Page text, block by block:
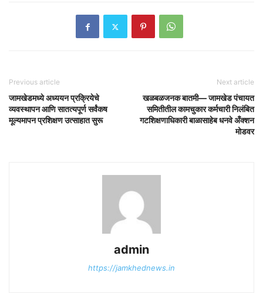
Previous article
जामखेडमध्ये अध्ययन प्रक्रियेचे
व्यवस्थापन आणि सातत्यपूर्ण सर्वंकष
मूल्यमापन प्रशिक्षण उत्साहात सुरू
Next article
खळबळजनक बातमी— जामखेड पंचायत
समितीतील कामचुकार कर्मचारी निलंबित
गटशिक्षणाधिकारी बाळासाहेब धनवे अँक्शन
मोडवर
admin
https://jamkhednews.in